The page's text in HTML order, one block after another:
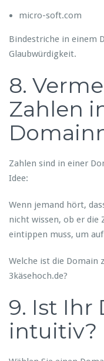
micro-soft.com
Bindestriche in einem
Glaubwürdigkeit.
8.
Zahlen
Zahlen sind in einer
Idee:
Wenn jemand hört,
nicht wissen, ob er die
eintippen muss, um
Welche ist die Domain
3käsehoch.de?
9. Ist Ihr
intuitiv?